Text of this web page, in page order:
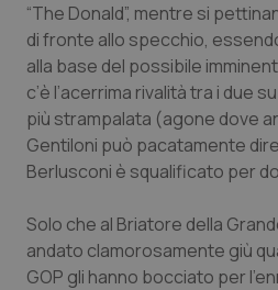
Calabria
Campania
Emilia-Romagna
Lazio
Asma & BPCO
Car-T
Colesterolo &
Diabete & glucometri
“The Donald”, mentre si
di fronte allo specchio,
alla base del possibile
c’è l’acerrima rivalità tra i due
più strampalata (agone dove
Gentiloni può pacatamente
Berlusconi è squalificato per
Solo che al Briatore della
andato clamorosamente giù
GOP gli hanno bocciato per